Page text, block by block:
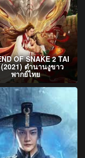
OF SNAKE 2 TAI
(2021) ตำนานงูขาว
พากย์ไทย